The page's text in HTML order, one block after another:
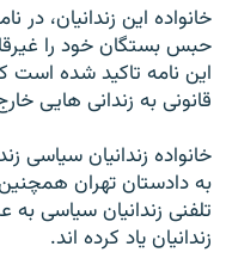
به ما بپیوندید
زبان‌های دیگر
خانواده اين زندانيان، در
حبس بستگان خود را
اين نامه تاکيد شده است
قانونی به زندانی هايی
خانواده زندانيان سياسی
به دادستان تهران
تلفنی زندانيان سياسی
زندانيان ياد کرده اند.